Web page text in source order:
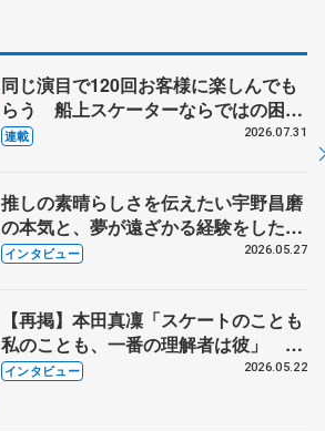
同じ演目で120回お客様に楽しんでも
らう 船上スケーターならではの困難
とは 影響あったPIW前キャプテン松
連載 2026.07.31
推しの素晴らしさを伝えたい宇野昌磨
の本気と、夢が遠ざかる経験をした本
田真凜の覚悟
インタビュー 2026.05.27
【再掲】本田真凜「スケートのことも
私のことも、一番の理解者は彼」 引
退時の単独インタビューで語った競技
インタビュー 2026.05.22